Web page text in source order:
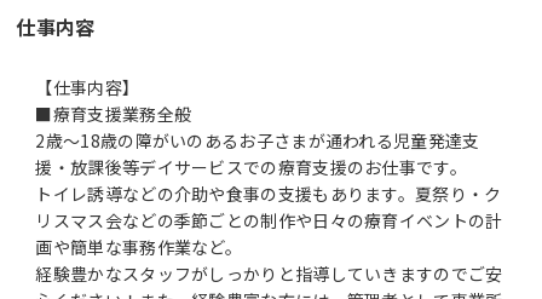
仕事内容
【仕事内容】
■療育支援業務全般
2歳～18歳の障がいのあるお子さまが通われる児童発達支
援・放課後等デイサービスでの療育支援のお仕事です。
トイレ誘導などの介助や食事の支援もあります。夏祭り・ク
リスマス会などの季節ごとの制作や日々の療育イベントの計
画や簡単な事務作業など。
経験豊かなスタッフがしっかりと指導していきますのでご安